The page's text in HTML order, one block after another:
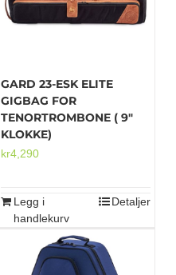
GARD 23-ESK ELITE
GIGBAG FOR
TENORTROMBONE ( 9″
KLOKKE)
kr4,290
Legg i
handlekurv
Detaljer